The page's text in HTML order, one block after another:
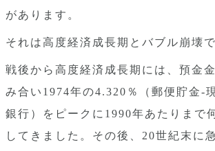
があります。
それは高度経済成長期とバブル崩壊で
戦後から高度経済成長期には、預金
み合い1974年の4.320％（郵便貯金-
銀行）をピークに1990年あたりまで
してきました。その後、20世紀末に